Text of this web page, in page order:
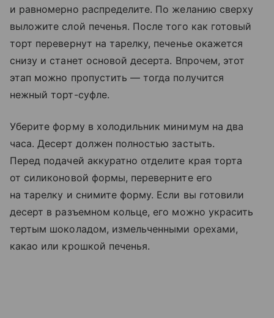
и равномерно распределите. По желанию сверху
выложите слой печенья. После того как готовый
торт перевернут на тарелку, печенье окажется
снизу и станет основой десерта. Впрочем, этот
этап можно пропустить — тогда получится
нежный торт-суфле.
Уберите форму в холодильник минимум на два
часа. Десерт должен полностью застыть.
Перед подачей аккуратно отделите края торта
от силиконовой формы, переверните его
на тарелку и снимите форму. Если вы готовили
десерт в разъемном кольце, его можно украсить
тертым шоколадом, измельченными орехами,
какао или крошкой печенья.